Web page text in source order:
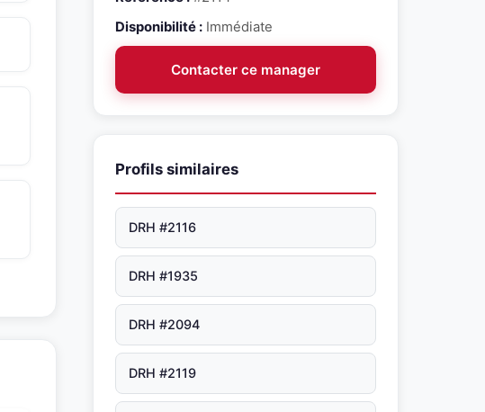
Disponibilité : Immédiate
Contacter ce manager
Profils similaires
DRH #2116
DRH #1935
DRH #2094
DRH #2119